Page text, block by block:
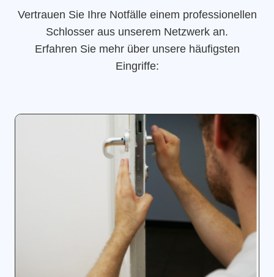
Vertrauen Sie Ihre Notfälle einem professionellen
Schlosser aus unserem Netzwerk an.
Erfahren Sie mehr über unsere häufigsten
Eingriffe: